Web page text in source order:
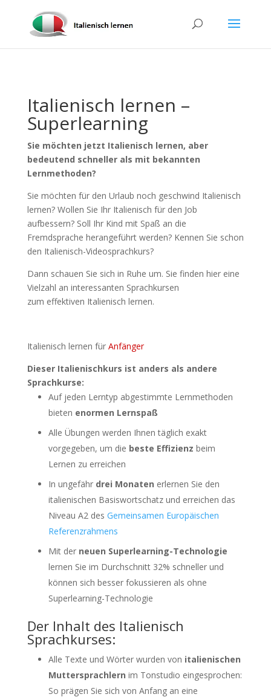
Italienisch lernen –
Superlearning
Sie möchten jetzt Italienisch lernen, aber
bedeutend schneller als mit bekannten
Lernmethoden?
Sie möchten für den Urlaub noch geschwind Italienisch
lernen? Wollen Sie Ihr Italienisch für den Job
aufbessern? Soll Ihr Kind mit Spaß an die
Fremdsprache herangeführt werden? Kennen Sie schon
den Italienisch-Videosprachkurs?
Dann schauen Sie sich in Ruhe um. Sie finden hier eine
Vielzahl an interessanten Sprachkursen
zum effektiven Italienisch lernen.
Italienisch lernen für Anfänger
Dieser Italienischkurs ist anders als andere
Sprachkurse:
Auf jeden Lerntyp abgestimmte Lernmethoden
bieten enormen Lernspaß
Alle Übungen werden Ihnen täglich exakt
vorgegeben, um die beste Effizienz beim
Lernen zu erreichen
In ungefähr drei Monaten erlernen Sie den
italienischen Basiswortschatz und erreichen das
Niveau A2 des Gemeinsamen Europäischen
Referenzrahmens
Mit der neuen Superlearning-Technologie
lernen Sie im Durchschnitt 32% schneller und
können sich besser fokussieren als ohne
Superlearning-Technologie
Der Inhalt des Italienisch
Sprachkurses:
Alle Texte und Wörter wurden von italienischen
Muttersprachlern im Tonstudio eingesprochen:
So prägen Sie sich von Anfang an eine